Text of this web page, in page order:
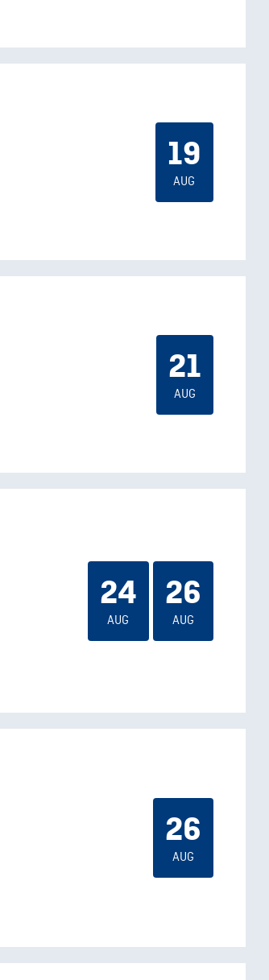
19
AUG
21
AUG
24
AUG
26
AUG
26
AUG